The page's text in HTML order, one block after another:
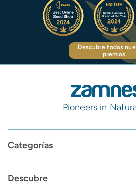
Descubre todos
premios
Pioneers in
Categorías
Descubre